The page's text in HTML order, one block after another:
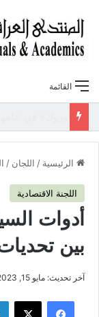
القائمة
الرئيسية / اللجان /
اللجنة الاقتصادية
أدوات
بين
آخر تحديث: مايو 15, 2023
فيسبوك